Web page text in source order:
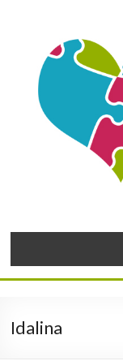
Idalina